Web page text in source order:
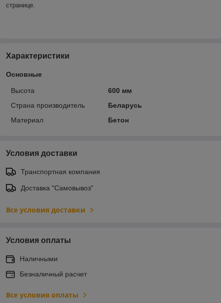
странице.
Характеристики
Основные
Высота
600 мм
Страна производитель
Беларусь
Материал
Бетон
Условия доставки
Транспортная компания
Доставка "Самовывоз"
Все условия доставки
Условия оплаты
Наличными
Безналичный расчет
Все условия оплаты